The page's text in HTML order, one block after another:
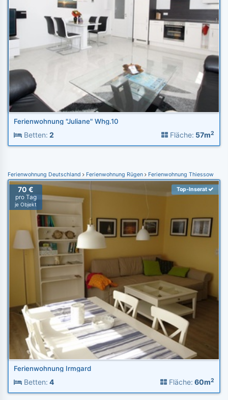
Ferienwohnung "Juliane" Whg.10
Betten: 2 Fläche: 57m2
Ferienwohnung Deutschland Ferienwohnung Rügen Ferienwohnung Thiessow
70 €
pro Tag
je Objekt
Top-Inserat
Ferienwohnung Irmgard
Betten: 4 Fläche: 60m2